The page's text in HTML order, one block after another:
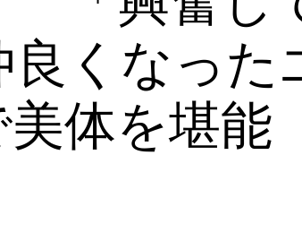
くなった
体を堪能